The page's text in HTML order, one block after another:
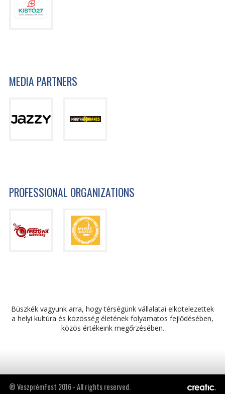
MEDIA PARTNERS
PROFESSIONAL ORGANIZATIONS
Büszkék vagyunk arra, hogy térségünk vállalatai elkötelezettek
a helyi kultúra és közösség életének folyamatos fejlődésében,
közös értékeink megőrzésében.
® VeszprémFest 2016 - All rights reserved.